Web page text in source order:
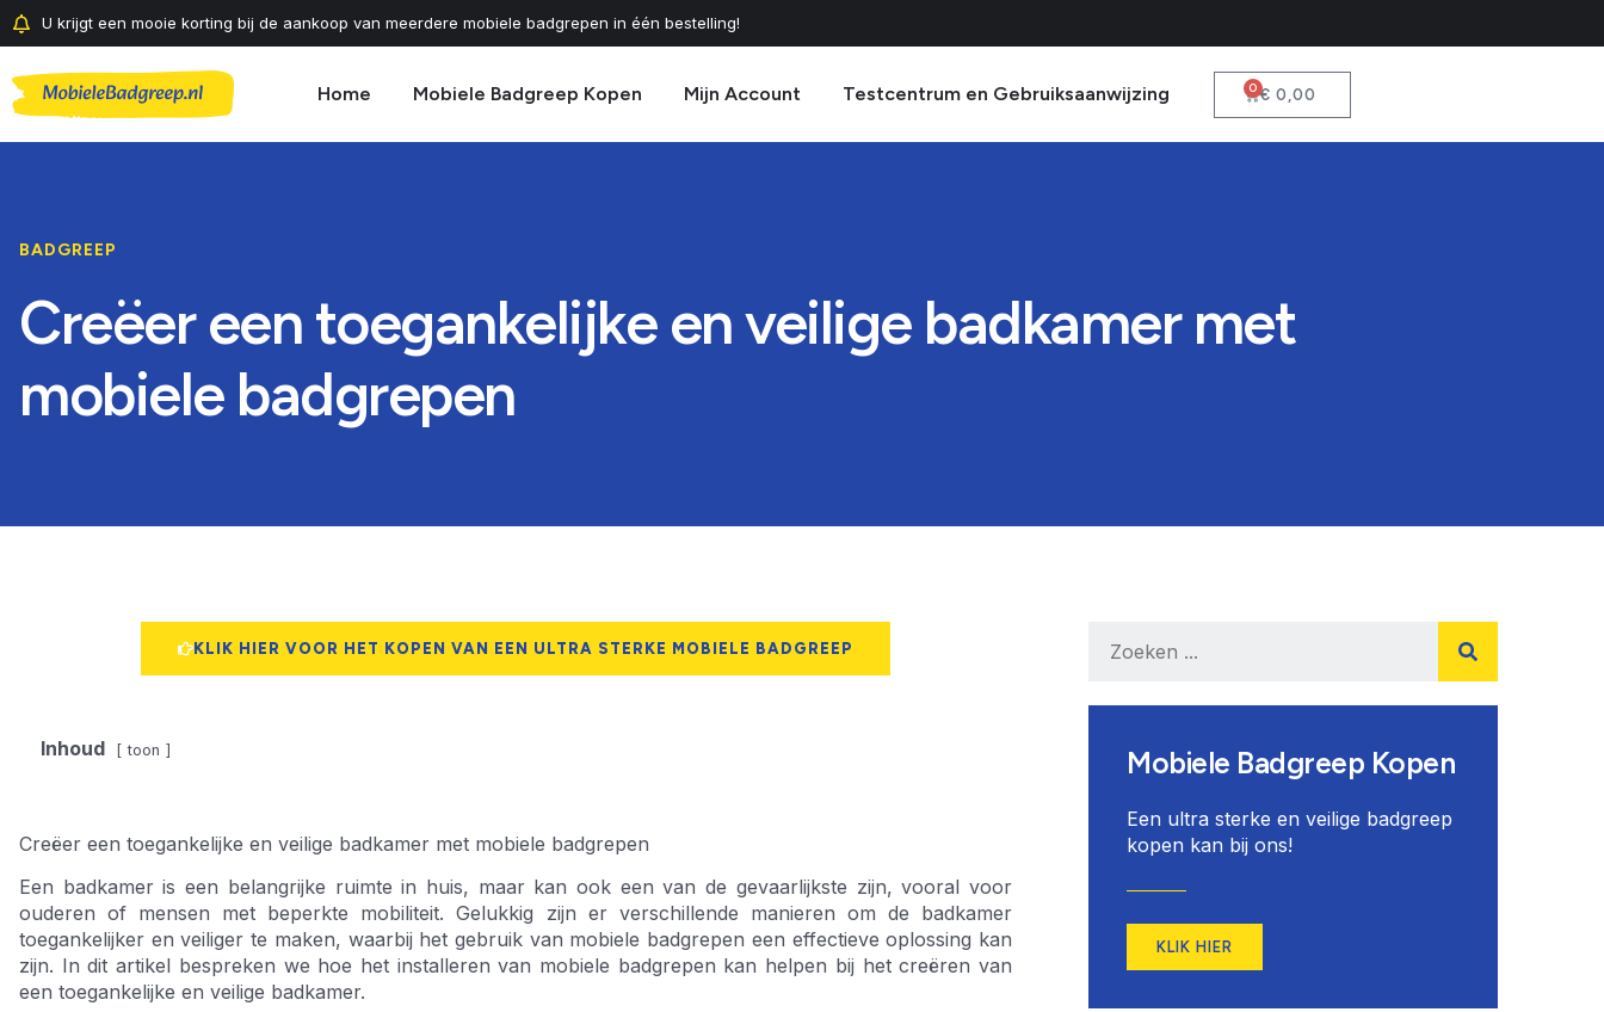
U krijgt een mooie korting bij de aankoop van meerdere mobiele badgrepen in één bestelling!
Home Mobiele Badgreep Kopen Mijn Account Testcentrum en Gebruiksaanwijzing € 0,00
0
BADGREEP
Creëer een toegankelijke en veilige badkamer met
mobiele badgrepen
KLIK HIER VOOR HET KOPEN VAN EEN ULTRA STERKE MOBIELE BADGREEP
Inhoud toon
Creëer een toegankelijke en veilige badkamer met mobiele badgrepen
Een badkamer is een belangrijke ruimte in huis, maar kan ook een van de gevaarlijkste zijn, vooral voor
ouderen of mensen met beperkte mobiliteit. Gelukkig zijn er verschillende manieren om de badkamer
toegankelijker en veiliger te maken, waarbij het gebruik van mobiele badgrepen een effectieve oplossing kan
zijn. In dit artikel bespreken we hoe het installeren van mobiele badgrepen kan helpen bij het creëren van
een toegankelijke en veilige badkamer.
Mobiele Badgreep Kopen
Een ultra sterke en veilige badgreep
kopen kan bij ons!
KLIK HIER